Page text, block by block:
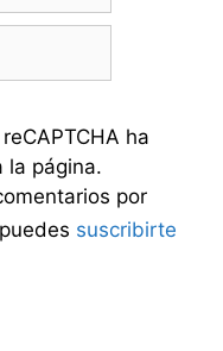
ha
la página.
por
suscribirte